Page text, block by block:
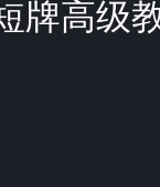
牌高级